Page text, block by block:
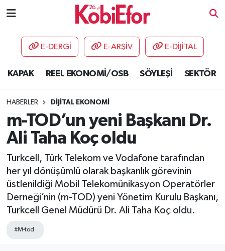
E-DERGİ E-ARŞİV E-DİJİTAL
KAPAK REEL EKONOMİ/OSB SÖYLEŞİ SEKTÖR
HABERLER DİJİTAL EKONOMİ
m-TOD’un yeni Başkanı Dr.
Ali Taha Koç oldu
Turkcell, Türk Telekom ve Vodafone tarafından
her yıl dönüşümlü olarak başkanlık görevinin
üstlenildiği Mobil Telekomünikasyon Operatörler
Derneği’nin (m-TOD) yeni Yönetim Kurulu Başkanı,
Turkcell Genel Müdürü Dr. Ali Taha Koç oldu.
#M-tod
AKADEMİ
DESTEK-TEŞVİK
ETKİNLİK
GÜNCEL
HABERLER
KAPAK